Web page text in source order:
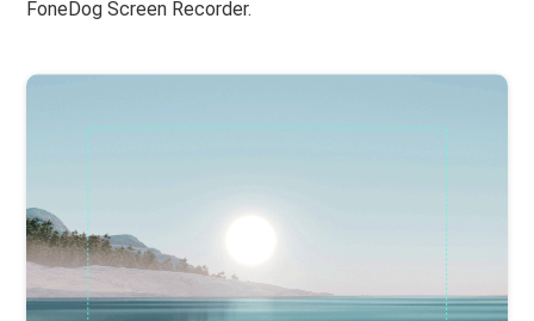
FoneDog Screen Recorder.